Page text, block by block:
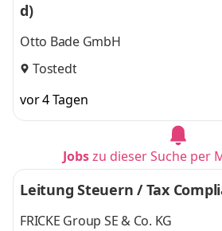
d)
Otto Bade GmbH
Tostedt
vor 4 Tagen
Jobszu dieser Suche per
Leitung Steuern / Tax
FRICKE Group SE & Co. KG